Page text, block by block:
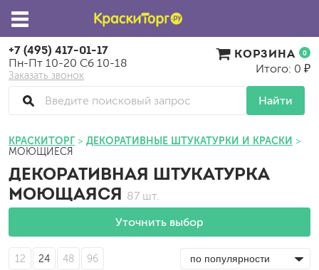
+7 (495) 417-01-17
Пн-Пт 10-20 Сб 10-18
Заказать звонок
Найти
КОРЗИНА 0
Итого: 0 ₽
КРАСКИТОРГ ДЕКОРАТИВНЫЕ ШТУКАТУРКИ И КРАСКИ
МОЮЩИЕСЯ
ДЕКОРАТИВНАЯ ШТУКАТУРКА
МОЮЩАЯСЯ 87 шт.
Уточнить выбор
12 24 48 96